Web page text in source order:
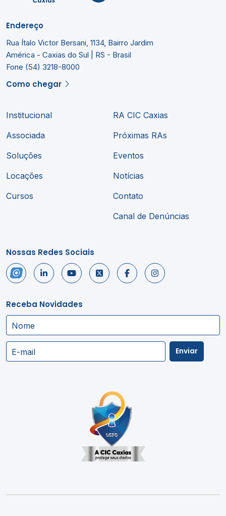
Endereço
Rua Ítalo Victor Bersani, 1134, Bairro Jardim
América - Caxias do Sul | RS - Brasil
Fone (54) 3218-8000
Como chegar
Institucional
Associada
Soluções
Locações
Cursos
RA CIC Caxias
Próximas RAs
Eventos
Notícias
Contato
Canal de Denúncias
Nossas Redes Sociais
Receba Novidades
Nome
E-mail Enviar